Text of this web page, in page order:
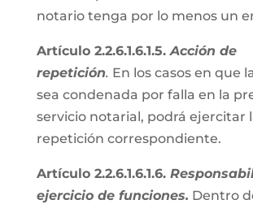
notario tenga por lo menos un
Artículo 2.2.6.1.6.1.5.Acción de
repetición. En los casos en que
sea condenada por falla en la
servicio notarial, podrá ejercitar
repetición correspondiente.
Artículo 2.2.6.1.6.1.6.
ejercicio de funciones. Dentro